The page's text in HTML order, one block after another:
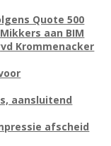
Quote 500
aan BIM
Krommenacker
aansluitend
afscheid